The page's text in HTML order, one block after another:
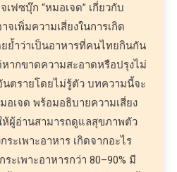
ฟซบุ๊ก “หมอเจด” เกี่ยวกับ
จเพิ่มความเสี่ยงในการเกิด
ยย้ำว่าเป็นอาหารที่คนไทยกินกัน
ากขาดความสะอาดหรือปรุงไม่
ตรายโดยไม่รู้ตัว บทความนี้จะ
อเจด พร้อมอธิบายความเสี่ยง
ห้ผู้อ่านสามารถดูแลสุขภาพตัว
ระเพาะอาหาร เกิดจากอะไร
ะเพาะอาหารกว่า 80–90% มี